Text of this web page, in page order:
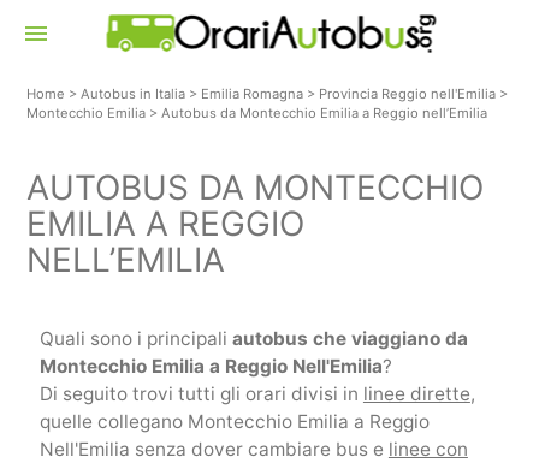
menu
Home >Autobus in Italia > Emilia Romagna > Provincia Reggio nell'Emilia >
Montecchio Emilia >Autobus da Montecchio Emilia a Reggio nell’Emilia
AUTOBUS DA MONTECCHIO
EMILIA A REGGIO
NELL’EMILIA
Quali sono i principali autobus che viaggiano da
Montecchio Emilia a Reggio Nell'Emilia?
Di seguito trovi tutti gli orari divisi in linee dirette,
quelle collegano Montecchio Emilia a Reggio
Nell'Emilia senza dover cambiare bus e linee con